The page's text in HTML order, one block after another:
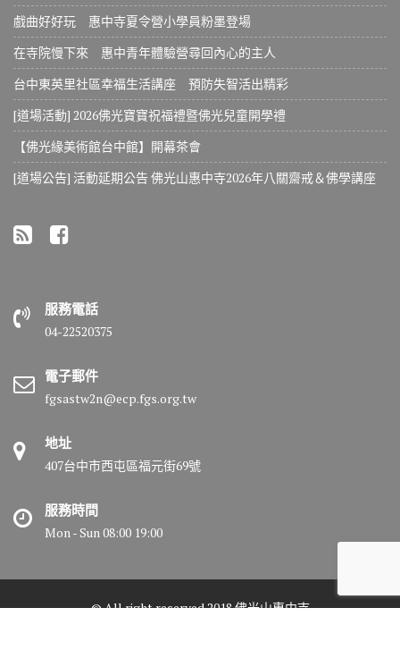
戲曲好好玩 惠中寺夏令營小學員粉墨登場
在寺院慢下來 惠中青年體驗營尋回內心的主人
台中東英里社區幸福生活講座 預防失智活出精彩
[道場活動] 2026佛光寶寶祝福禮暨佛光兒童開學禮
【佛光緣美術館台中館】開幕茶會
[道場公告] 活動延期公告 佛光山惠中寺2026年八關齋戒＆佛學講座
服務電話
04-22520375
電子郵件
fgsastw2n@ecp.fgs.org.tw
地址
407台中市西屯區福元街69號
服務時間
Mon - Sun 08:00 19:00
© All right reserved 2018 佛光山惠中寺